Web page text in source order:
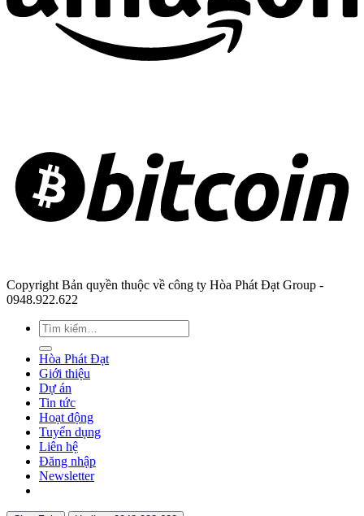
Copyright Bản quyền thuộc về công ty Hòa Phát Đạt Group -
0948.922.622
Hòa Phát Đạt
Giới thiệu
Dự án
Tin tức
Hoạt động
Tuyển dụng
Liên hệ
Đăng nhập
Newsletter